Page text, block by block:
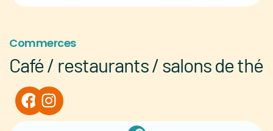
Commerces
Café / restaurants / salons de thé